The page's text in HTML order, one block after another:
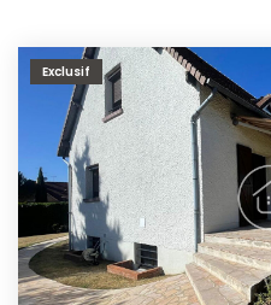
Exclusif